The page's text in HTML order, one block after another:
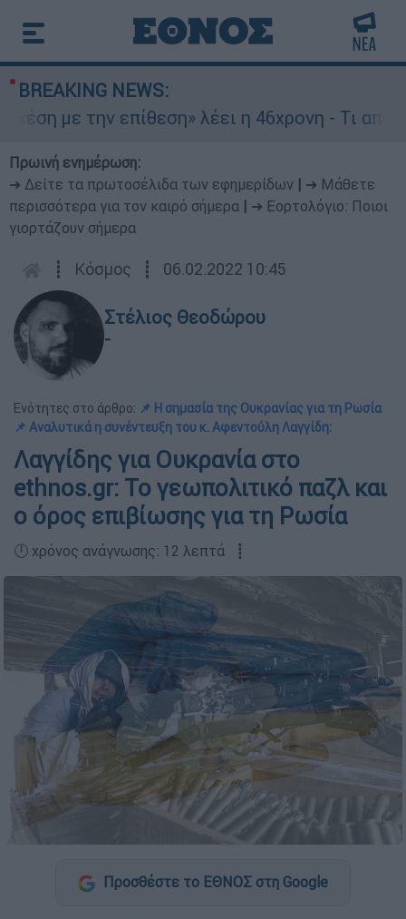
BREAKING NEWS:
επίθεση» λέει η 46χρονη - Τι αποκάλυψε
Πρωινή ενημέρωση:
➔ Δείτε τα πρωτοσέλιδα των εφημερίδων
➔ Μάθετε
περισσότερα για τον καιρό σήμερα
➔ Εορτολόγιο: Ποιοι
γιορτάζουν σήμερα
┋ Κόσμος ┋ 06.02.2022 10:45
Στέλιος Θεοδώρου
-
Ενότητες στο άρθρο: 📌 Η σημασία της Ουκρανίας για τη Ρωσία
📌 Αναλυτικά η συνέντευξη του κ. Αφεντούλη Λαγγίδη:
Λαγγίδης για Ουκρανία στο
ethnos.gr: Το γεωπολιτικό παζλ και
ο όρος επιβίωσης για τη Ρωσία
🕛 χρόνος ανάγνωσης: 12 λεπτά ┋
Προσθέστε το ΕΘΝΟΣ στη Google